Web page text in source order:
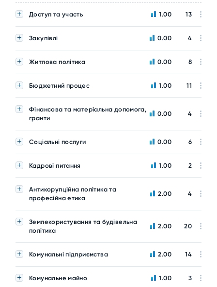
Доступ та участь 1.00 13
Закупівлі 0.00 4
Житлова політика 0.00 8
Бюджетний процес 1.00 11
Фінансова та матеріальна допомога,
гранти
0.00 4
Соціальні послуги 0.00 6
Кадрові питання 1.00 2
Антикорупційна політика та
професійна етика
2.00 4
Землекористування та будівельна
політика
2.00 20
Комунальні підприємства 2.00 14
Комунальне майно 1.00 3